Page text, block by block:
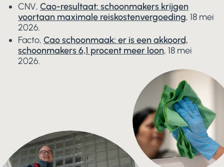
CNV, Cao-resultaat: schoonmakers krijgen
voortaan maximale reiskostenvergoeding, 18 mei
2026.
Facto, Cao schoonmaak: er is een akkoord,
schoonmakers 6,1 procent meer loon, 18 mei
2026.